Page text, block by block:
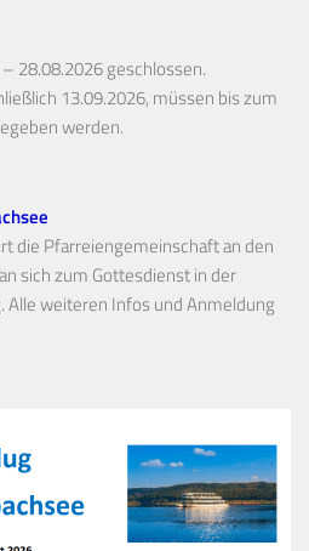
28.08.2026 geschlossen.
13.09.2026, müssen bis zum
werden.
die Pfarreiengemeinschaft an den
sich zum Gottesdienst in der
Alle weiteren Infos und Anmeldung